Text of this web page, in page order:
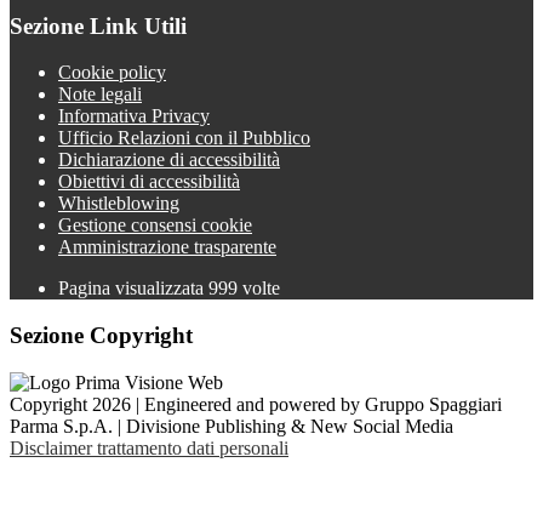
Sezione Link Utili
Cookie policy
Note legali
Informativa Privacy
Ufficio Relazioni con il Pubblico
Dichiarazione di accessibilità
Obiettivi di accessibilità
Whistleblowing
Gestione consensi cookie
Amministrazione trasparente
Pagina visualizzata 999 volte
Sezione Copyright
Copyright 2026 | Engineered and powered by Gruppo Spaggiari
Parma S.p.A. | Divisione Publishing & New Social Media
Disclaimer trattamento dati personali